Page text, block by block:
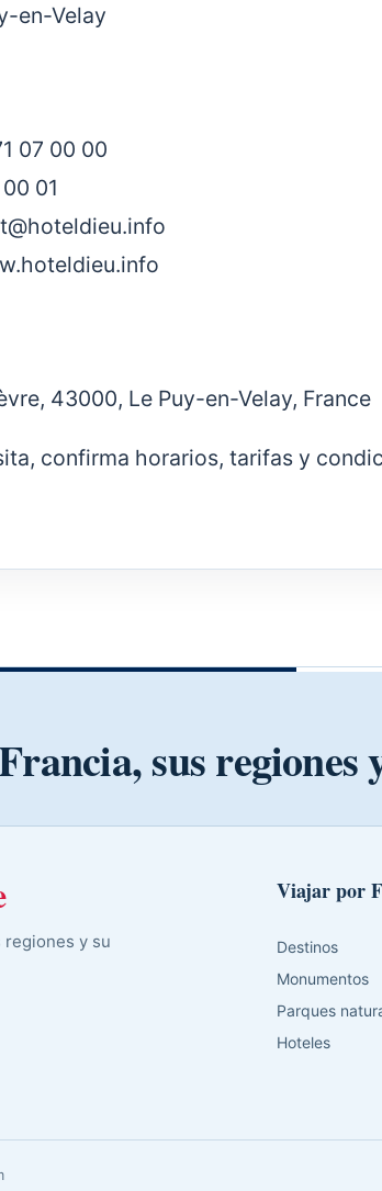
en-Velay
07 00 00
01
43000, Le Puy-en-Velay, France
confirma horarios, tarifas y
sus
regiones y su
Viajar por
Destinos
Monumentos
Parques
Hoteles